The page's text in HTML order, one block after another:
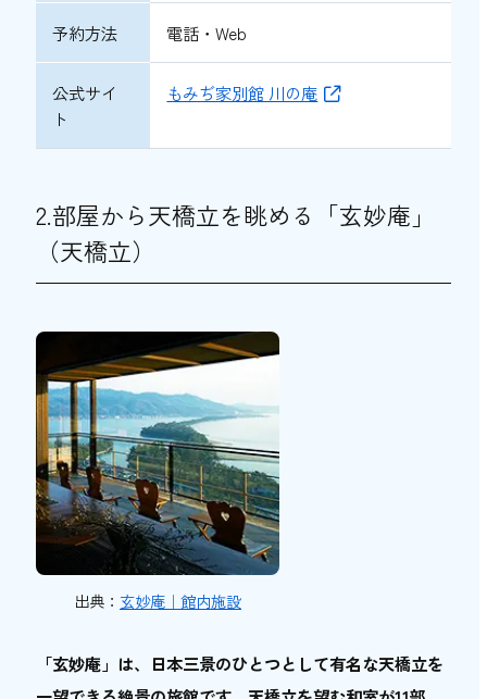
予約方法 電話・Web
公式サイ
ト
もみぢ家別館 川の庵
2.部屋から天橋立を眺める「玄妙庵」
（天橋立）
出典： 玄妙庵｜館内施設
「玄妙庵」は、日本三景のひとつとして有名な天橋立を